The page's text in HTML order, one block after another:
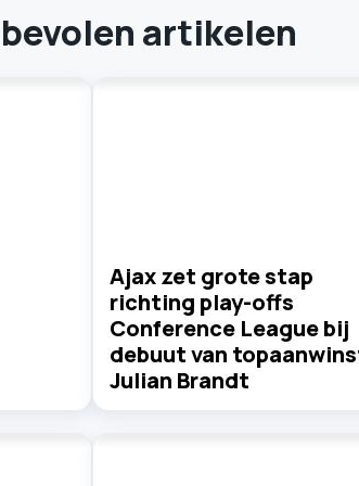
artikelen
Ajax zet grote stap
richting play-offs
Conference League bij
debuut van
Julian Brandt